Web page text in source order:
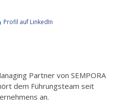
Profil auf LinkedIn
Partner von SEMPORA
dem Führungsteam seit
an.